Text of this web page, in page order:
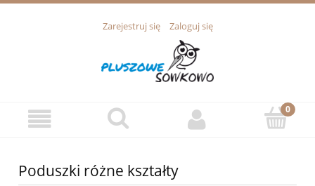
Zarejestruj się Zaloguj się
Poduszki różne kształty